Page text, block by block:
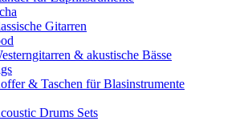
Gitarren
& akustische Bässe
& Taschen für Blasinstrumente
Drums Sets